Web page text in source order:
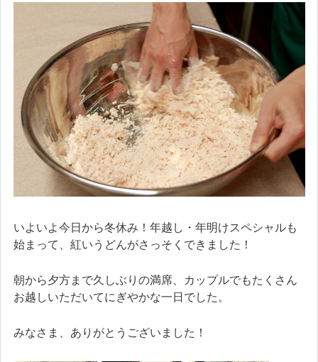
いよいよ今日から冬休み！年越し・年明けスペシャルも
始まって、紅いうどんがさっそくできました！
朝から夕方まで久しぶりの満席、カップルでもたくさん
お越しいただいてにぎやかな一日でした。
みなさま、ありがとうございました！